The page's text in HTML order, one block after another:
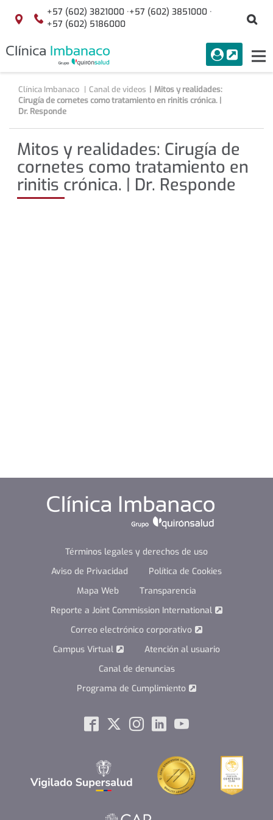
Saltar al contenido
Localización
+57 (602) 3821000 ·+57 (602) 3851000 ·
+57 (602) 5186000
menuAcceso
Buscar
Clínica Imbanaco Canal de videos
Mitos y realidades:
Cirugía de cornetes como tratamiento en rinitis crónica. |
Dr. Responde
Mitos y realidades: Cirugía de
cornetes como tratamiento en
rinitis crónica. | Dr. Responde
Términos legales y derechos de uso
Aviso de Privacidad
Política de Cookies
Mapa Web
Transparencia
Reporte a Joint Commission International
Correo electrónico corporativo
Campus Virtual
Atención al usuario
Canal de denuncias
Programa de Cumplimiento